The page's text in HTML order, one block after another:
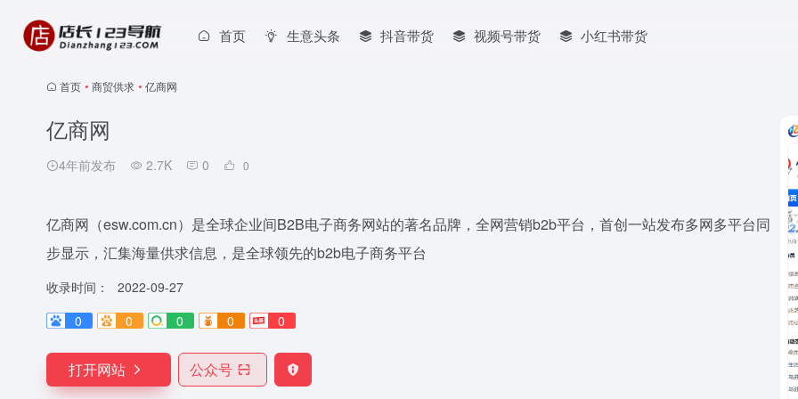
首页 生意头条 抖音带货 视频号带货 小红书带货
首页 • 商贸供求 • 亿商网
亿商网
4年前发布 2.7K 0 0
亿商网（esw.com.cn）是全球企业间B2B电子商务网站的著名品牌，全网营销b2b平台，首创一站发布多网多平台同
步显示，汇集海量供求信息，是全球领先的b2b电子商务平台
收录时间：
2022-09-27
0
0 0 0 0
打开网站 公众号